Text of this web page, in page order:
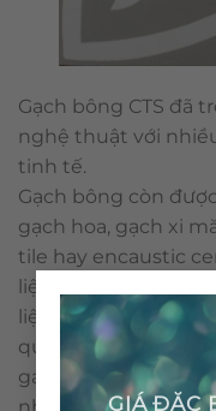
GIÁ ĐẶC
Gạch bông CTS đã
nghệ thuật với
tinh tế.
Gạch bông còn
gạch hoa, gạch xi
tile hay encaustic
liệu thân thiện môi
liệu tự nhiên và
quá trình sản xuất.
gạch bông được